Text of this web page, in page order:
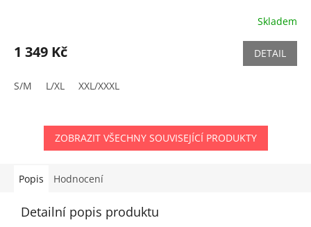
Skladem
1 349 Kč DETAIL
S/M L/XL XXL/XXXL
ZOBRAZIT VŠECHNY SOUVISEJÍCÍ PRODUKTY
Popis Hodnocení
Detailní popis produktu